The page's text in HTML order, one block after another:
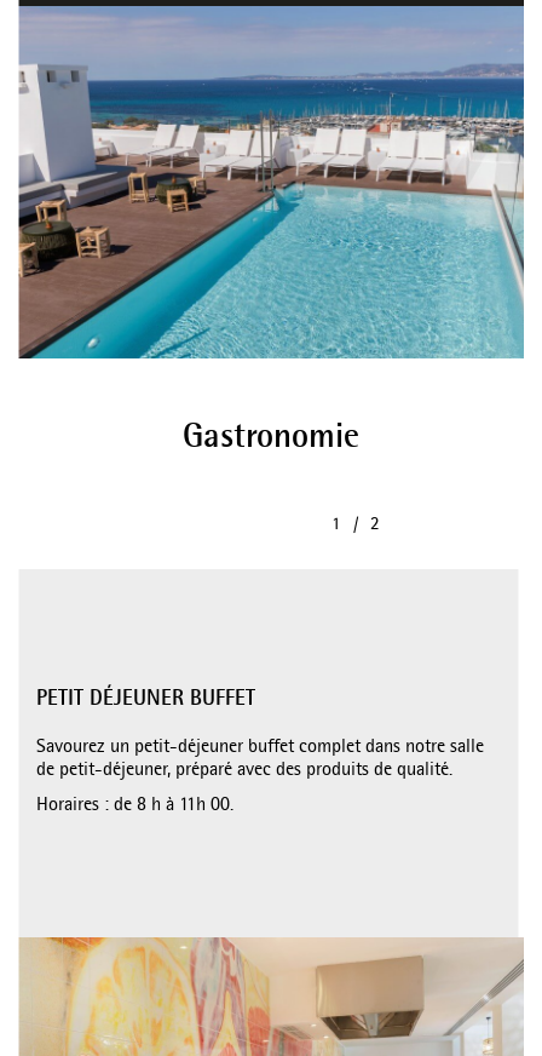
Gastronomie
PETIT DÉJEUNER BUFFET
Savourez un petit-déjeuner buffet complet dans notre salle
de petit-déjeuner, préparé avec des produits de qualité.
Horaires : de 8 h à 11h 00.